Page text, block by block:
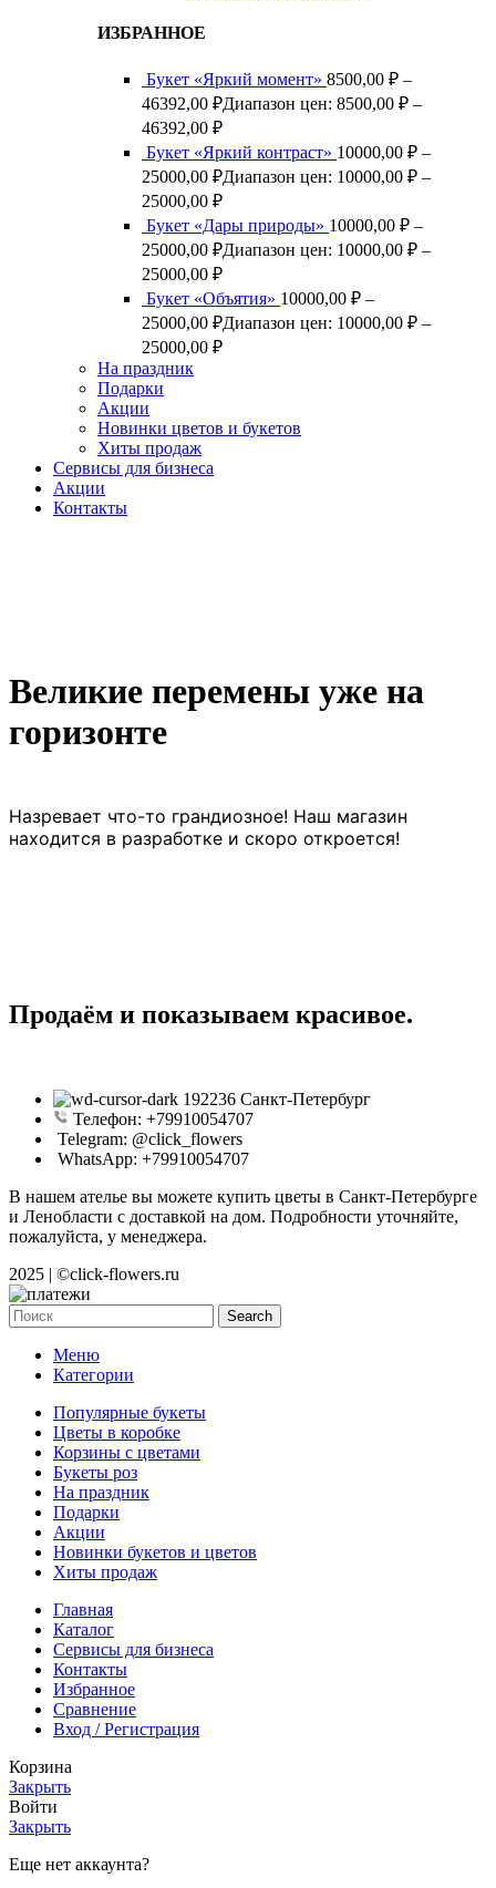
ИЗБРАННОЕ
Букет «Яркий момент» 8500,00 ₽ –
46392,00 ₽Диапазон цен: 8500,00 ₽ –
46392,00 ₽
Букет «Яркий контраст» 10000,00 ₽ –
25000,00 ₽Диапазон цен: 10000,00 ₽ –
25000,00 ₽
Букет «Дары природы» 10000,00 ₽ –
25000,00 ₽Диапазон цен: 10000,00 ₽ –
25000,00 ₽
Букет «Объятия» 10000,00 ₽ –
25000,00 ₽Диапазон цен: 10000,00 ₽ –
25000,00 ₽
На праздник
Подарки
Акции
Новинки цветов и букетов
Хиты продаж
Cервисы для бизнеса
Акции
Контакты
Великие перемены уже на
горизонте
Назревает что-то грандиозное! Наш магазин
находится в разработке и скоро откроется!
Продаём и показываем красивое.
192236 Санкт-Петербург
Телефон: +79910054707
Telegram: @click_flowers
WhatsApp: +79910054707
В нашем ателье вы можете купить цветы в Санкт-Петербурге
и Ленобласти с доставкой на дом. Подробности уточняйте,
пожалуйста, у менеджера.
2025 | ©click-flowers.ru
Search
Меню
Категории
Популярные букеты
Цветы в коробке
Корзины с цветами
Букеты роз
На праздник
Подарки
Акции
Новинки букетов и цветов
Хиты продаж
Главная
Каталог
Cервисы для бизнеса
Контакты
Избранное
Сравнение
Вход / Регистрация
Корзина
Закрыть
Войти
Закрыть
Еще нет аккаунта?